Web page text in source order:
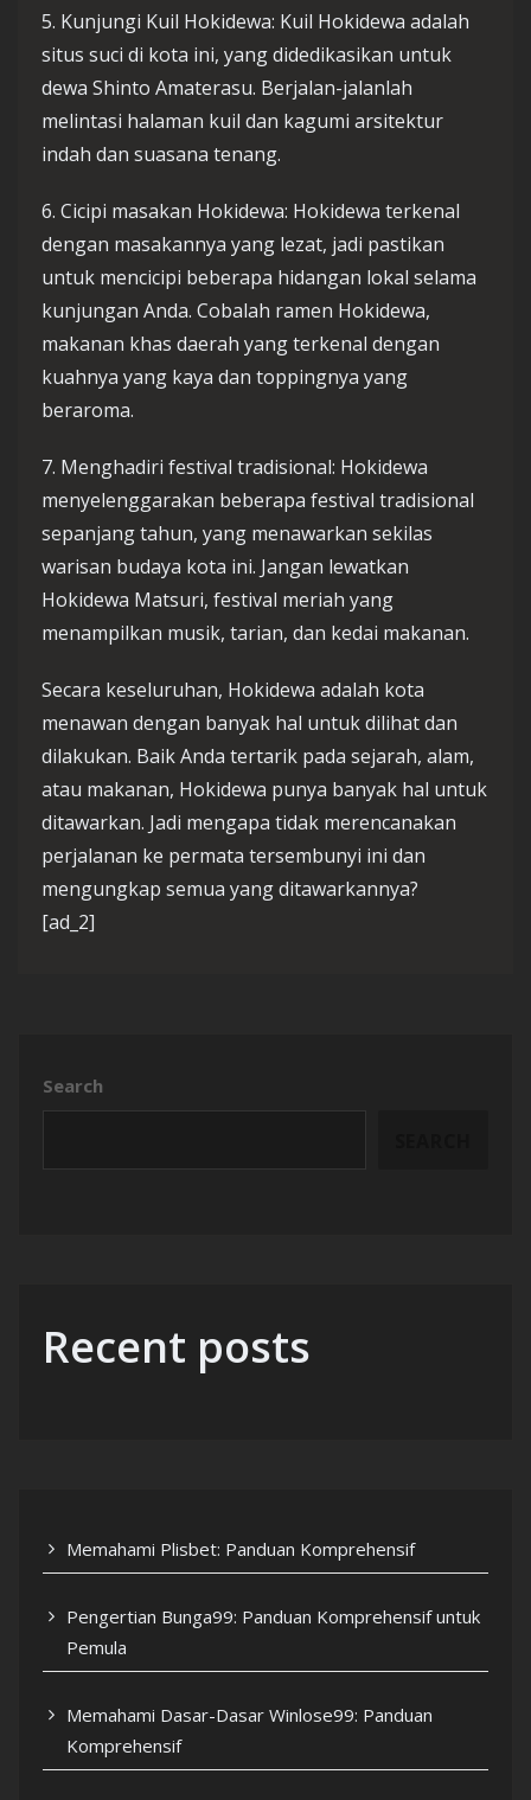
5. Kunjungi Kuil Hokidewa: Kuil Hokidewa adalah
situs suci di kota ini, yang didedikasikan untuk
dewa Shinto Amaterasu. Berjalan-jalanlah
melintasi halaman kuil dan kagumi arsitektur
indah dan suasana tenang.
6. Cicipi masakan Hokidewa: Hokidewa terkenal
dengan masakannya yang lezat, jadi pastikan
untuk mencicipi beberapa hidangan lokal selama
kunjungan Anda. Cobalah ramen Hokidewa,
makanan khas daerah yang terkenal dengan
kuahnya yang kaya dan toppingnya yang
beraroma.
7. Menghadiri festival tradisional: Hokidewa
menyelenggarakan beberapa festival tradisional
sepanjang tahun, yang menawarkan sekilas
warisan budaya kota ini. Jangan lewatkan
Hokidewa Matsuri, festival meriah yang
menampilkan musik, tarian, dan kedai makanan.
Secara keseluruhan, Hokidewa adalah kota
menawan dengan banyak hal untuk dilihat dan
dilakukan. Baik Anda tertarik pada sejarah, alam,
atau makanan, Hokidewa punya banyak hal untuk
ditawarkan. Jadi mengapa tidak merencanakan
perjalanan ke permata tersembunyi ini dan
mengungkap semua yang ditawarkannya?
[ad_2]
Search
Recent posts
Memahami Plisbet: Panduan Komprehensif
Pengertian Bunga99: Panduan Komprehensif untuk
Pemula
Memahami Dasar-Dasar Winlose99: Panduan
Komprehensif